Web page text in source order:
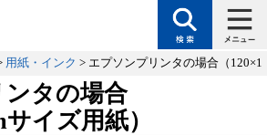
用紙・インク > エプソンプリンタの場合（
タの場合
サイズ用紙）